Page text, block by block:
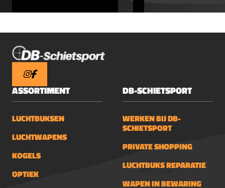
ASSORTIMENT
LUCHTBUKSEN
LUCHTWAPENS
KOGELS
OPTIEK
DB-SCHIETSPORT
WERKEN BIJ DB-
SCHIETSPORT
PRIVATE SHOPPING
LUCHTBUKS REPARATIE
WAPEN IN BEWARING